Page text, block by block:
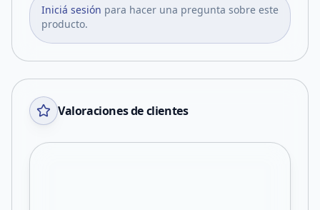
Iniciá sesión para hacer una pregunta sobre este
producto.
Valoraciones de clientes